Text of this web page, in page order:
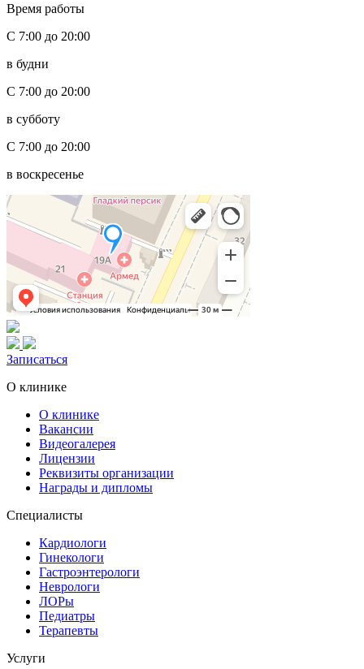
Время работы
С 7:00 до 20:00
в будни
С 7:00 до 20:00
в субботу
С 7:00 до 20:00
в воскресенье
Записаться
О клинике
О клинике
Вакансии
Видеогалерея
Лицензии
Реквизиты организации
Награды и дипломы
Специалисты
Кардиологи
Гинекологи
Гастроэнтерологи
Неврологи
ЛОРы
Педиатры
Терапевты
Услуги